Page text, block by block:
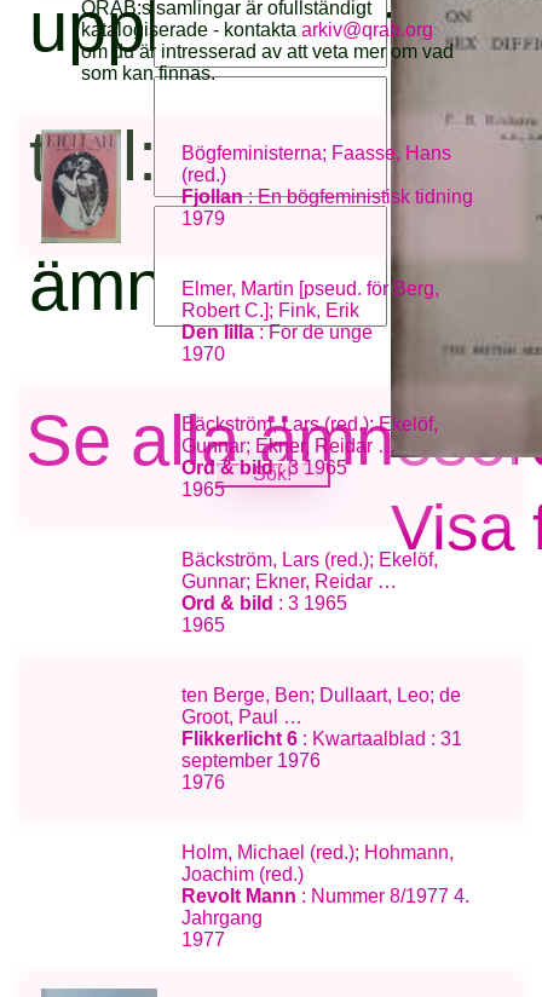
upphovsperson:
titel:
ämnesord:
Se alla
Visa
QRAB:s samlingar är ofullständigt
katalogiserade - kontaktaarkiv@qrab.org
om du är intresserad av att veta mer om vad
som kan finnas.
Bögfeministerna; Faasse, Hans
(red.)
Fjollan: En bögfeministisk tidning
1979
Elmer, Martin [pseud. för Berg,
Robert C.]; Fink, Erik
Den lilla: For de unge
1970
Bäckström, Lars (red.); Ekelöf,
Gunnar; Ekner, Reidar …
Ord & bild: 3 1965
1965
Bäckström, Lars (red.); Ekelöf,
Gunnar; Ekner, Reidar …
Ord & bild : 3 1965
1965
ten Berge, Ben; Dullaart, Leo; de
Groot, Paul …
Flikkerlicht 6 : Kwartaalblad : 31
september 1976
1976
Holm, Michael (red.); Hohmann,
Joachim (red.)
Revolt Mann : Nummer 8/1977 4.
Jahrgang
1977